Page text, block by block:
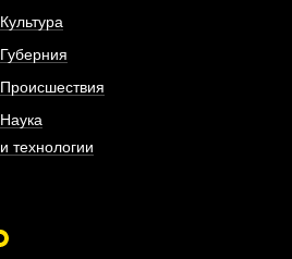
Культура
Губерния
Происшествия
Наука
и технологии